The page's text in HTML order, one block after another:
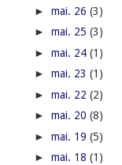
► mai. 26 (3)
► mai. 25 (3)
► mai. 24 (1)
► mai. 23 (1)
► mai. 22 (2)
► mai. 20 (8)
► mai. 19 (5)
► mai. 18 (1)